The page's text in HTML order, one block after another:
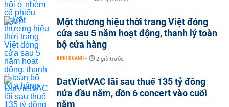
Một thương hiệu thời trang Việt đóng
cửa sau 5 năm hoạt động, thanh lý toàn
bộ cửa hàng
KINH DOANH - 2 giờ trước
DatVietVAC lãi sau thuế 135 tỷ đồng
nửa đầu năm, dồn 6 concert vào cuối
năm